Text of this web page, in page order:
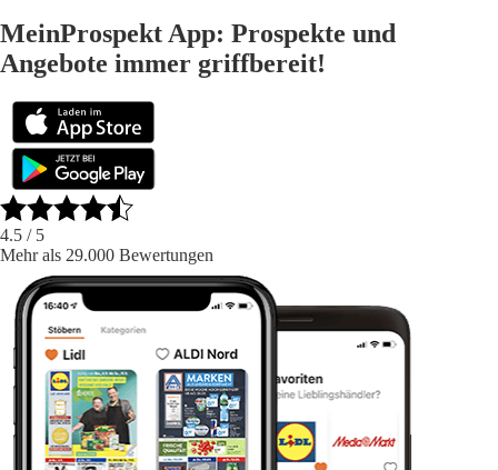
MeinProspekt App: Prospekte und
Angebote immer griffbereit!
4.5 / 5
Mehr als 29.000 Bewertungen